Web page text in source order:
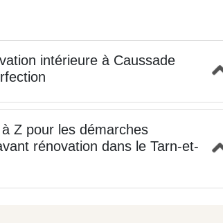
intérieure à Caussade
Z pour les démarches
rénovation dans le Tarn-et-